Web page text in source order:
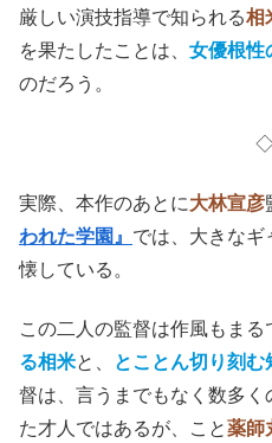
厳しい演技指導で知られる相
を果たしたことは、 女優根性
のだろう。
実際、本作のあとに大林宣彦
われた学園』 では、大きなギ
懐している。
この二人の監督は作風もまる
る相米と、 とことん切り刻
督は、言うまでもなく数多
た才人ではあるが、こと薬師